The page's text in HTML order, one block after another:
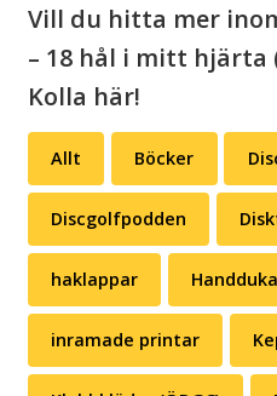
Vill du hitta mer
– 18 hål i mitt hjärta
Kolla här!
Allt Böcker
Discgolfpodden
haklappar
inramade printar